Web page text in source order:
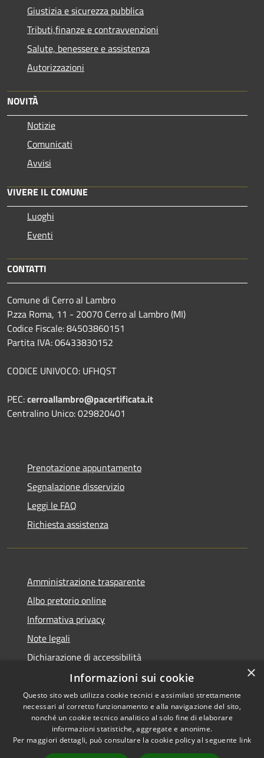
Giustizia e sicurezza pubblica
Tributi,finanze e contravvenzioni
Salute, benessere e assistenza
Autorizzazioni
NOVITÀ
Notizie
Comunicati
Avvisi
VIVERE IL COMUNE
Luoghi
Eventi
CONTATTI
Comune di Cerro al Lambro
P.zza Roma, 11 - 20070 Cerro al Lambro (MI)
Codice Fiscale: 84503860151
Partita IVA: 06433830152
CODICE UNIVOCO: UFHQST
PEC:cerroallambro@pacertificata.it
Centralino Unico: 029820401
Prenotazione appuntamento
Segnalazione disservizio
Leggi le FAQ
Richiesta assistenza
Amministrazione trasparente
Albo pretorio online
Informativa privacy
Note legali
Dichiarazione di accessibilità
Accessibilità
Privacy
Copyright © 2026 • Comune di
Cerro al Lambro • Powered by
Municipium•Accesso
×
Informazioni sui cookie
Questo sito web utilizza cookie tecnici e assimilati strettamente
necessari al corretto funzionamento e alla navigazione del sito,
nonché un cookie tecnico analitico al solo fine di elaborare
informazioni statistiche, aggregate e anonime.
Per maggiori dettagli, può consultare la cookie policy al seguente link